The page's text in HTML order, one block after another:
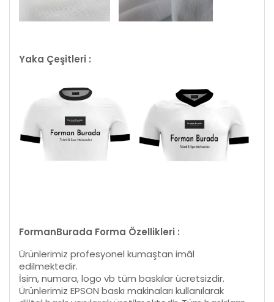
Yaka Çeşitleri :
FormanBurada Forma Özellikleri :
Ürünlerimiz profesyonel kumaştan imâl
edilmektedir.
İsim, numara, logo vb tüm baskılar ücretsizdir.
Ürünlerimiz EPSON baskı makinaları kullanılarak